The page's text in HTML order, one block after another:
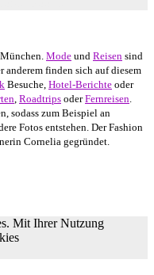
Mode und Reisen sind
anderem finden sich auf diesem
Besuche, Hotel-Berichte oder
, Roadtrips oderFernreisen.
sodass zum Beispiel an
Fotos entstehen. Der Fashion
Cornelia gegründet.
Mit Ihrer Nutzung